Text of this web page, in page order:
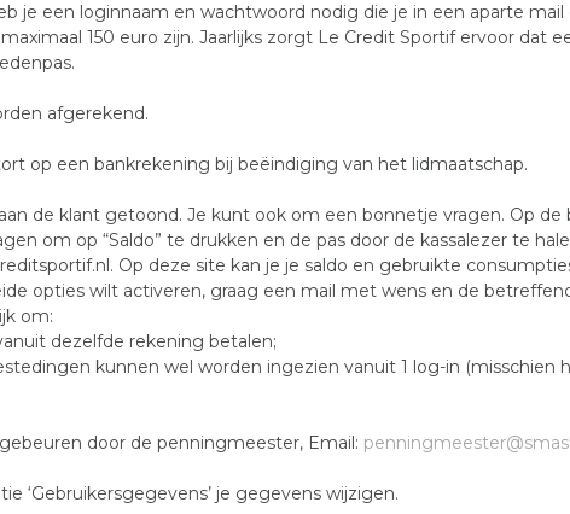
je een loginnaam en wachtwoord nodig die je in een aparte
150 euro zijn. Jaarlijks zorgt Le Credit Sportif ervoor dat
afgerekend.
op een bankrekening bij beëindiging van het lidmaatschap.
de klant getoond. Je kunt ook om een bonnetje vragen. Op de
om op “Saldo” te drukken en de pas door de kassalezer te
Op deze site kan je je saldo en gebruikte
opties wilt activeren, graag een mail met wens en de
om:
dezelfde rekening betalen;
kunnen wel worden ingezien vanuit 1 log-in (misschien
door de penningmeester, Email:
‘Gebruikersgegevens’ je gegevens wijzigen.